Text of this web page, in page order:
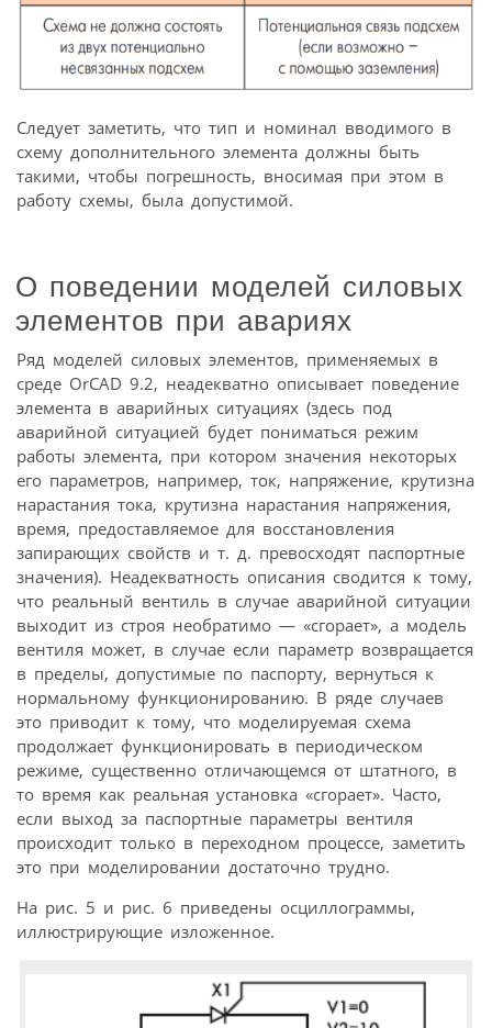
Следует заметить, что тип и номинал вводимого в
схему дополнительного элемента должны быть
такими, чтобы погрешность, вносимая при этом в
работу схемы, была допустимой.
О поведении моделей силовых
элементов при авариях
Ряд моделей силовых элементов, применяемых в
среде OrCAD 9.2, неадекватно описывает поведение
элемента в аварийных ситуациях (здесь под
аварийной ситуацией будет пониматься режим
работы элемента, при котором значения некоторых
его параметров, например, ток, напряжение, крутизна
нарастания тока, крутизна нарастания напряжения,
время, предоставляемое для восстановления
запирающих свойств и т. д. превосходят паспортные
значения). Неадекватность описания сводится к тому,
что реальный вентиль в случае аварийной ситуации
выходит из строя необратимо — «сгорает», а модель
вентиля может, в случае если параметр возвращается
в пределы, допустимые по паспорту, вернуться к
нормальному функционированию. В ряде случаев
это приводит к тому, что моделируемая схема
продолжает функционировать в периодическом
режиме, существенно отличающемся от штатного, в
то время как реальная установка «сгорает». Часто,
если выход за паспортные параметры вентиля
происходит только в переходном процессе, заметить
это при моделировании достаточно трудно.
На рис. 5 и рис. 6 приведены осциллограммы,
иллюстрирующие изложенное.